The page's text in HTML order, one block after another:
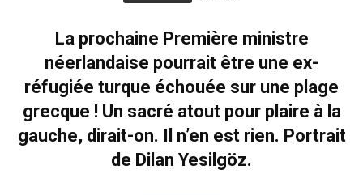
La prochaine Première ministre
néerlandaise pourrait être une ex-
réfugiée turque échouée sur une plage
grecque ! Un sacré atout pour plaire à la
gauche, dirait-on. Il n’en est rien. Portrait
de Dilan Yesilgöz.